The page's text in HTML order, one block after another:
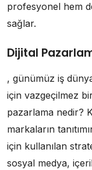
profesyonel hem
sağlar.
Dijital
, günümüz iş
için vazgeçilmez
pazarlama nedir?
markaların
için kullanılan
sosyal medya,